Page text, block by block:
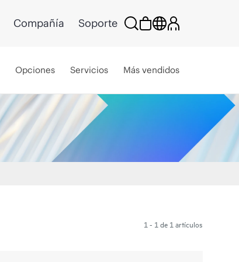
Compañía Soporte
Opciones Servicios Más vendidos
1 - 1 de 1 artículos